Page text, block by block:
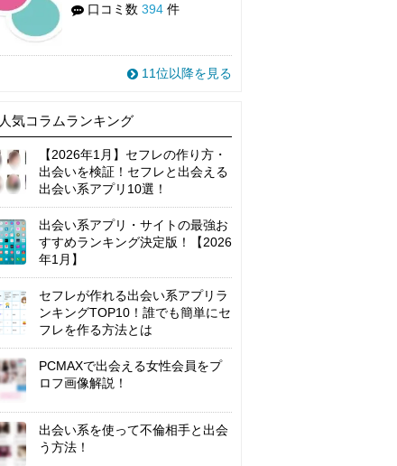
口コミ数 394 件
11位以降を見る
人気コラムランキング
【2026年1月】セフレの作り方・
出会いを検証！セフレと出会える
出会い系アプリ10選！
出会い系アプリ・サイトの最強お
すすめランキング決定版！【2026
年1月】
セフレが作れる出会い系アプリラ
ンキングTOP10！誰でも簡単にセ
フレを作る方法とは
PCMAXで出会える女性会員をプ
ロフ画像解説！
出会い系を使って不倫相手と出会
う方法！